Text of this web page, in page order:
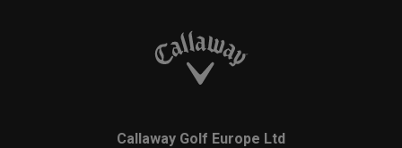
Callaway Golf Europe Ltd